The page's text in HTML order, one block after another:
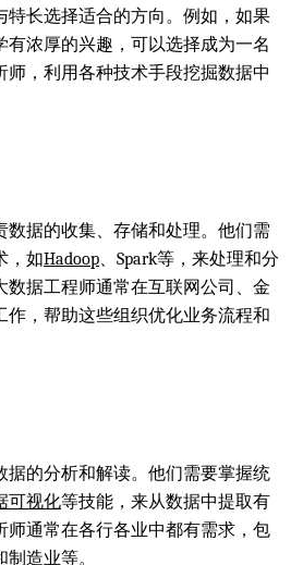
特长选择适合的方向。例如，如果
有浓厚的兴趣，可以选择成为一名
师，利用各种技术手段挖掘数据中
数据的收集、存储和处理。他们需
，如Hadoop、Spark等，来处理和分
数据工程师通常在互联网公司、金
作，帮助这些组织优化业务流程和
据的分析和解读。他们需要掌握统
可视化等技能，来从数据中提取有
师通常在各行各业中都有需求，包
造业等。